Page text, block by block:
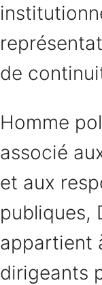
de
Homme
associé
et aux
publiques,
appartient
dirigeants